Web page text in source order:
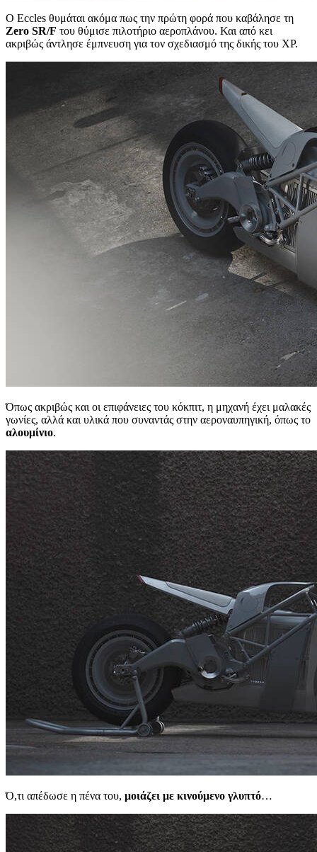
Ο Eccles θυμάται ακόμα πως την πρώτη φορά που καβάλησε τη
Zero SR/F του θύμισε πιλοτήριο αεροπλάνου. Και από κει
ακριβώς άντλησε έμπνευση για τον σχεδιασμό της δικής του XP.
Όπως ακριβώς και οι επιφάνειες του κόκπιτ, η μηχανή έχει μαλακές
γωνίες, αλλά και υλικά που συναντάς στην αεροναυπηγική, όπως το
αλουμίνιο.
Ό,τι απέδωσε η πένα του, μοιάζει με κινούμενο γλυπτό…